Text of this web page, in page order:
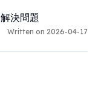
決問題
Written on 2026-04-17